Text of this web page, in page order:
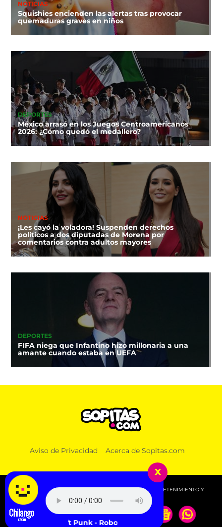
NOTICIAS
Squishies encienden las alertas tras provocar
quemaduras graves en niños
DEPORTES
México arrasó en los Juegos Centroamericanos
2026: ¿Cómo quedó el medallero?
NOTICIAS
¡Les cayó la voladora! Suspenden derechos
políticos a dos diputadas de Morena por
comentarios contra adultos mayores
DEPORTES
FIFA niega que Infantino hizo millonaria a una
amante cuando estaba en UEFA
Aviso de Privacidad Acerca de Sopitas.com
© 2026 SOPITAS.COM - MÚSICA, NOTICIAS, DEPORTES, ENTRETENIMIENTO Y
MÁS!.
x
Daft Punk - Robot Rock